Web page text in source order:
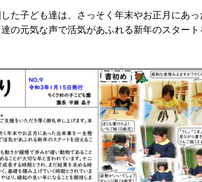
た子ども達は、さっそく年末やお正月にあ
の元気な声で活気があふれる新年のスター